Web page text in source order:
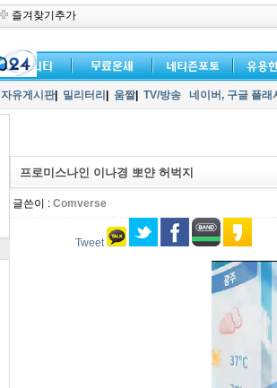
즐겨찾기추가
자유게시판| 밀리터리 움짤| TV/방송 네이버, 구글 플
프로미스나인 이나경 뽀얀 허벅지
글쓴이 : Comverse
Tweet